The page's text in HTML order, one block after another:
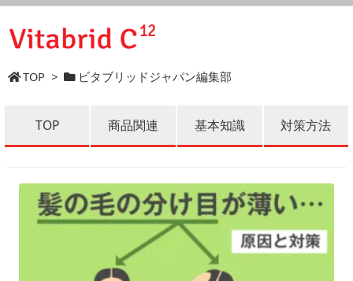
TOP > ビタブリッドジャパン編集部
TOP 商品関連 基本知識 対策方法